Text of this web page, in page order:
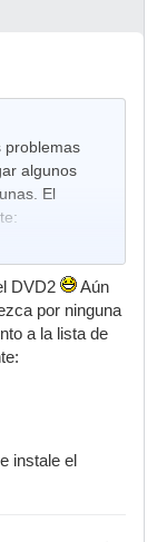
problemas
algunos
El
veo que
el siguiente
DVD2
Aún
por ninguna
a la lista de
instale el